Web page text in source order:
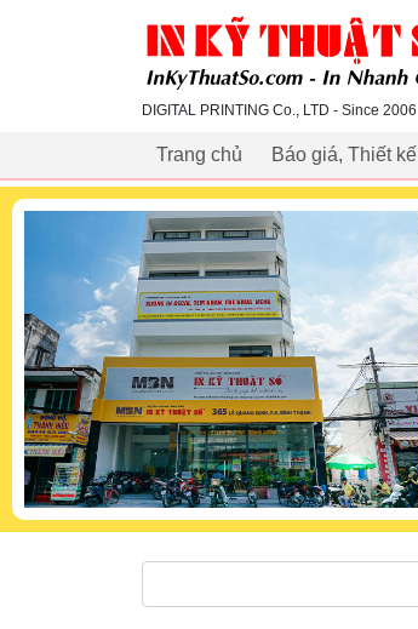
inkythuatso.com
DIGITAL PRINTING Co., LTD - Since 2006
Trang chủ Báo giá, Thiết kế